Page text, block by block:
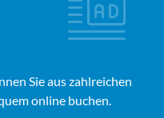
Sie aus zahlreichen
online buchen.